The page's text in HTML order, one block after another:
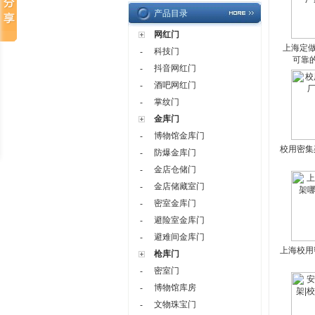
产品目录
网红门
-
科技门
-
抖音网红门
-
酒吧网红门
-
掌纹门
金库门
-
博物馆金库门
-
防爆金库门
-
金店仓储门
-
金店储藏室门
-
密室金库门
-
避险室金库门
-
避难间金库门
枪库门
-
密室门
-
博物馆库房
-
文物珠宝门
上海定
可靠
校用密
上海校